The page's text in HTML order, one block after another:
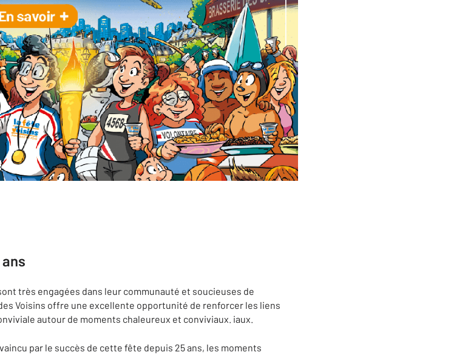
très engagées dans leur communauté et soucieuses de
Voisins offre une excellente opportunité de renforcer les liens
autour de moments chaleureux et conviviaux. iaux.
par le succès de cette fête depuis 25 ans, les moments